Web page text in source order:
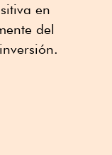
en
del